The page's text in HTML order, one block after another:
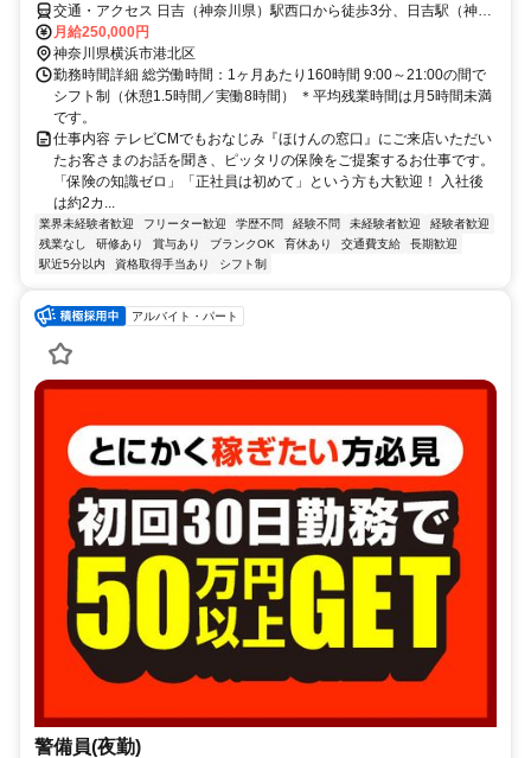
交通・アクセス 日吉（神奈川県）駅西口から徒歩3分、日吉駅（神奈
川県）バス停から徒歩2分
月給250,000円
神奈川県横浜市港北区
勤務時間詳細 総労働時間：1ヶ月あたり160時間 9:00～21:00の間で
シフト制（休憩1.5時間／実働8時間） ＊平均残業時間は月5時間未満
です。
仕事内容 テレビCMでもおなじみ『ほけんの窓口』にご来店いただい
たお客さまのお話を聞き、ピッタリの保険をご提案するお仕事です。
「保険の知識ゼロ」「正社員は初めて」という方も大歓迎！ 入社後
は約2カ...
業界未経験者歓迎 フリーター歓迎 学歴不問 経験不問 未経験者歓迎
経験者歓迎
残業なし
研修あり 賞与あり ブランクOK 育休あり 交通費支給
長期歓迎
駅近5分以内
資格取得手当あり シフト制
アルバイト・パート
警備員(夜勤)